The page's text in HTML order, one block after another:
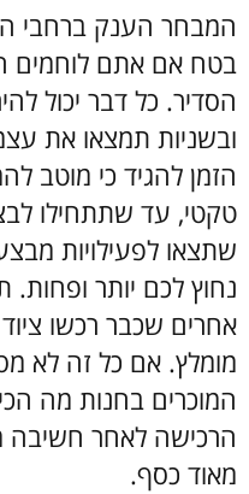
המבחר הענק ברחבי
בטח אם אתם לוחמים
הסדיר. כל דבר יכול
ובשניות תמצאו את
הזמן להגיד כי מוטב
טקטי, עד שתתחילו
שתצאו לפעילויות
נחוץ לכם יותר ופחות.
אחרים שכבר רכשו
מומלץ. אם כל זה לא
המוכרים בחנות מה
הרכישה לאחר חשיבה
מאוד כסף.